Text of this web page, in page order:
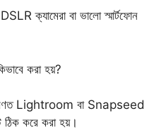
ক্যামেরা বা ভালো স্মার্টফোন
করা হয়?
Lightroom বা Snapseed
ঠিক করে করা হয়।